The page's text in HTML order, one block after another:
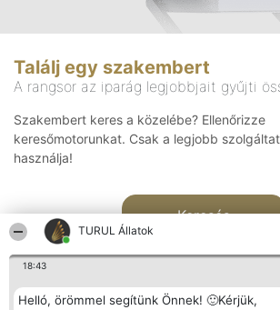
TURUL Állatok
18:43
Helló, örömmel segítünk Önnek! 🙂Kérjük,
Találj egy szakembert
A rangsor az iparág legjobbjait gyűjti
Szakembert keres a közelébe? Ellenőrizze
keresőmotorunkat. Csak a legjobb
használja!
Keresés